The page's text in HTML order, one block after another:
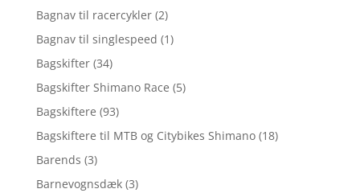
Bagnav til racercykler (2)
Bagnav til singlespeed (1)
Bagskifter (34)
Bagskifter Shimano Race (5)
Bagskiftere (93)
Bagskiftere til MTB og Citybikes Shimano (18)
Barends (3)
Barnevognsdæk (3)